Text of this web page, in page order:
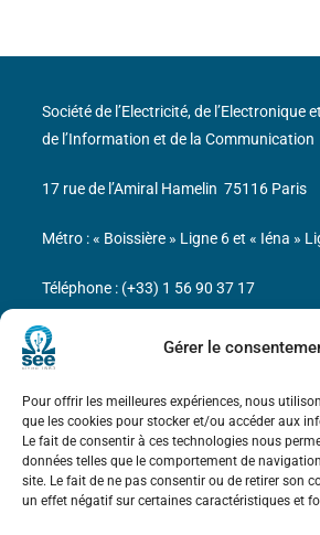
Gérer le
Pour offrir les meilleures expériences, nous
que les cookies pour stocker et/ou accéder aux
Le fait de consentir à ces technologies nous
données telles que le comportement de
site. Le fait de ne pas consentir ou de retirer son
un effet négatif sur certaines caractéristiques et
Bicentenaire des
Marie Ampère
Mentions légales
Société de l’Electricité, de l’Electronique
de l’Information et de la Communication
17 rue de l’Amiral Hamelin 75116 Paris
Métro : « Boissière » Ligne 6 et « Iéna »
Téléphone : (+33) 1 56 90 37 17
N° de SIREN : 785 393 232, Code APE :
communautaire : FR44 785 393 232